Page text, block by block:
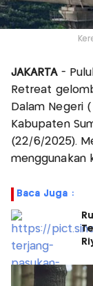
JAKARTA -
Retreat
Dalam Negeri
Kabupaten
(22/6/2025).
menggunakan
Baca Juga :